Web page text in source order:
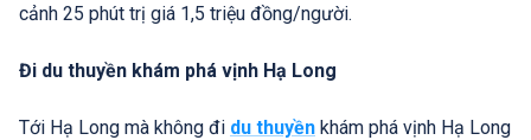
cảnh 25 phút trị giá 1,5 triệu đồng/người.
Đi du thuyền khám phá vịnh Hạ Long
Tới Hạ Long mà không đi du thuyền khám phá vịnh Hạ Long